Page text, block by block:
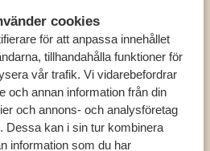
cookies
för att anpassa innehållet
tillhandahålla funktioner för
vår trafik. Vi vidarebefordrar
och annan information från din
och annons- och analysföretag
Dessa kan i sin tur kombinera
information som du har
DIG
174 788 101
LÄNDER